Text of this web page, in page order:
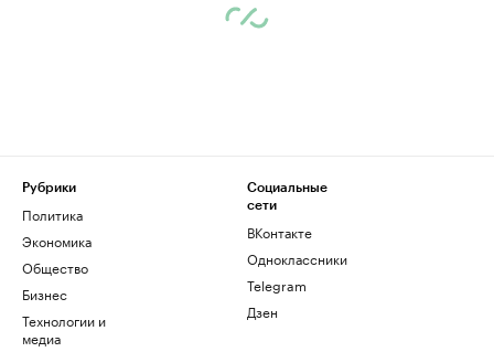
Рубрики
Политика
Экономика
Общество
Бизнес
Технологии и
медиа
Социальные
сети
ВКонтакте
Одноклассники
Telegram
Дзен